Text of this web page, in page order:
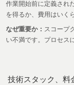
作業開始前に定義され
を得るか、費用はいく
なぜ重要か： スコープ
い不満です。プロセス
技術スタック、料